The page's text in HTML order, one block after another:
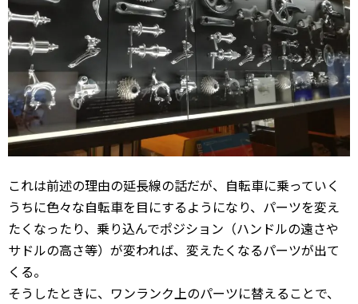
これは前述の理由の延長線の話だが、自転車に乗っていく
うちに色々な自転車を目にするようになり、パーツを変え
たくなったり、乗り込んでポジション（ハンドルの遠さや
サドルの高さ等）が変われば、変えたくなるパーツが出て
くる。
そうしたときに、ワンランク上のパーツに替えることで、